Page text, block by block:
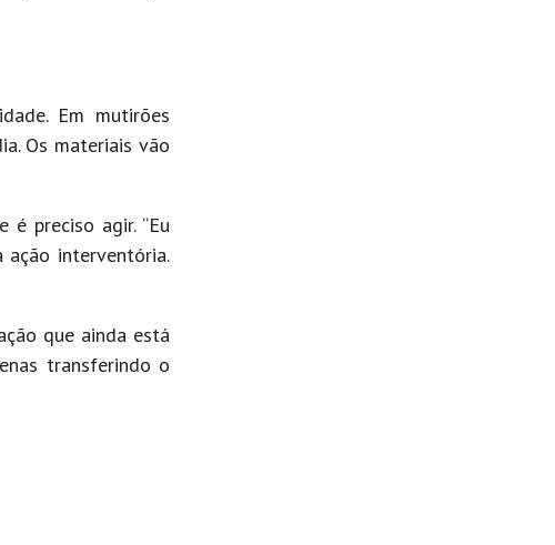
Em mutirões
Os materiais vão
preciso agir. “Eu
interventória.
que ainda está
transferindo o